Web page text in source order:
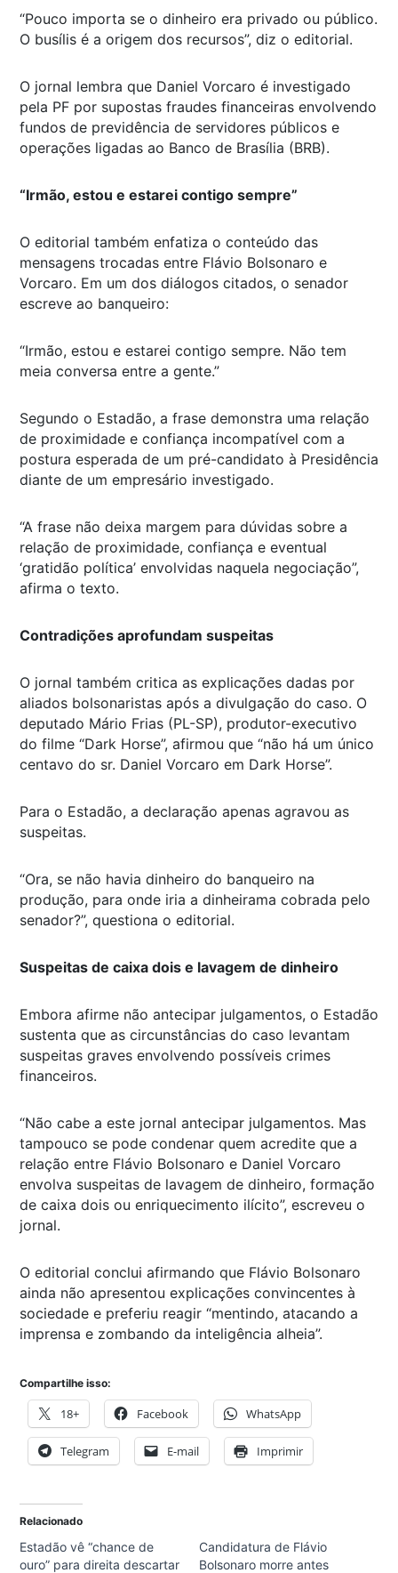
“Pouco importa se o dinheiro era privado ou público.
O busílis é a origem dos recursos”, diz o editorial.
O jornal lembra que Daniel Vorcaro é investigado
pela PF por supostas fraudes financeiras envolvendo
fundos de previdência de servidores públicos e
operações ligadas ao Banco de Brasília (BRB).
“Irmão, estou e estarei contigo sempre”
O editorial também enfatiza o conteúdo das
mensagens trocadas entre Flávio Bolsonaro e
Vorcaro. Em um dos diálogos citados, o senador
escreve ao banqueiro:
“Irmão, estou e estarei contigo sempre. Não tem
meia conversa entre a gente.”
Segundo o Estadão, a frase demonstra uma relação
de proximidade e confiança incompatível com a
postura esperada de um pré-candidato à Presidência
diante de um empresário investigado.
“A frase não deixa margem para dúvidas sobre a
relação de proximidade, confiança e eventual
‘gratidão política’ envolvidas naquela negociação”,
afirma o texto.
Contradições aprofundam suspeitas
O jornal também critica as explicações dadas por
aliados bolsonaristas após a divulgação do caso. O
deputado Mário Frias (PL-SP), produtor-executivo
do filme “Dark Horse”, afirmou que “não há um único
centavo do sr. Daniel Vorcaro em Dark Horse”.
Para o Estadão, a declaração apenas agravou as
suspeitas.
“Ora, se não havia dinheiro do banqueiro na
produção, para onde iria a dinheirama cobrada pelo
senador?”, questiona o editorial.
Suspeitas de caixa dois e lavagem de dinheiro
Embora afirme não antecipar julgamentos, o Estadão
sustenta que as circunstâncias do caso levantam
suspeitas graves envolvendo possíveis crimes
financeiros.
“Não cabe a este jornal antecipar julgamentos. Mas
tampouco se pode condenar quem acredite que a
relação entre Flávio Bolsonaro e Daniel Vorcaro
envolva suspeitas de lavagem de dinheiro, formação
de caixa dois ou enriquecimento ilícito”, escreveu o
jornal.
O editorial conclui afirmando que Flávio Bolsonaro
ainda não apresentou explicações convincentes à
sociedade e preferiu reagir “mentindo, atacando a
imprensa e zombando da inteligência alheia”.
Compartilhe isso:
18+ Facebook WhatsApp
Telegram E-mail Imprimir
Relacionado
Estadão vê “chance de
ouro” para direita descartar
Candidatura de Flávio
Bolsonaro morre antes